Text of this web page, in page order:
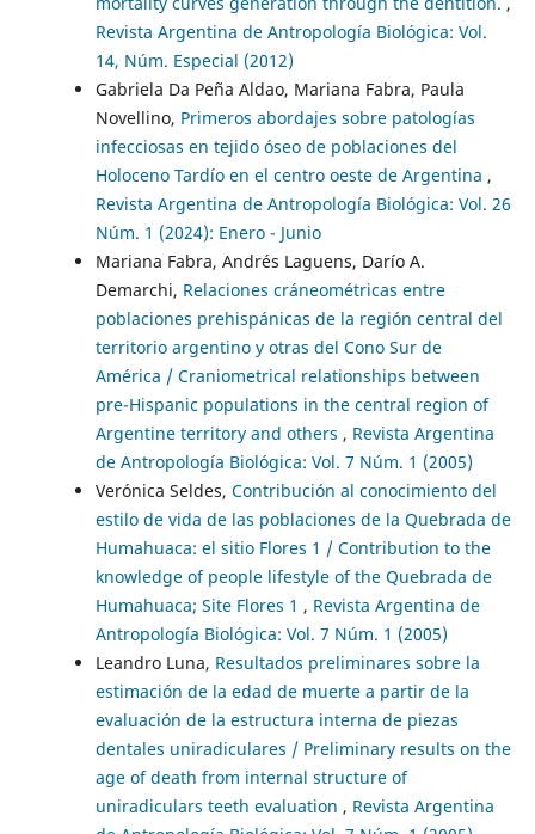
Revista Argentina de Antropología Biológica: Vol.
14, Núm. Especial (2012)
Gabriela Da Peña Aldao, Mariana Fabra, Paula
Novellino, Primeros abordajes sobre patologías
infecciosas en tejido óseo de poblaciones del
Holoceno Tardío en el centro oeste de Argentina ,
Revista Argentina de Antropología Biológica: Vol. 26
Núm. 1 (2024): Enero - Junio
Mariana Fabra, Andrés Laguens, Darío A.
Demarchi, Relaciones cráneométricas entre
poblaciones prehispánicas de la región central del
territorio argentino y otras del Cono Sur de
América / Craniometrical relationships between
pre-Hispanic populations in the central region of
Argentine territory and others , Revista Argentina
de Antropología Biológica: Vol. 7 Núm. 1 (2005)
Verónica Seldes, Contribución al conocimiento del
estilo de vida de las poblaciones de la Quebrada de
Humahuaca: el sitio Flores 1 / Contribution to the
knowledge of people lifestyle of the Quebrada de
Humahuaca; Site Flores 1 , Revista Argentina de
Antropología Biológica: Vol. 7 Núm. 1 (2005)
Leandro Luna, Resultados preliminares sobre la
estimación de la edad de muerte a partir de la
evaluación de la estructura interna de piezas
dentales uniradiculares / Preliminary results on the
age of death from internal structure of
uniradiculars teeth evaluation , Revista Argentina